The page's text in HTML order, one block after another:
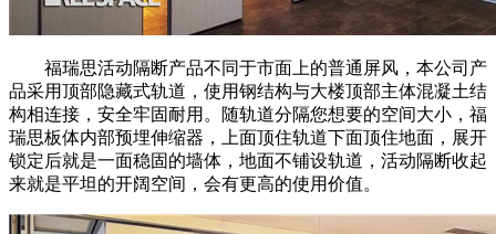
福瑞思活动隔断产品不同于市面上的普通屏风，本公司产
品采用顶部隐藏式轨道，使用钢结构与大楼顶部主体混凝土结
构相连接，安全牢固耐用。随轨道分隔您想要的空间大小，福
瑞思板体内部预埋伸缩器，上面顶住轨道下面顶住地面，展开
锁定后就是一面稳固的墙体，地面不铺设轨道，活动隔断收起
来就是平坦的开阔空间，会有更高的使用价值。